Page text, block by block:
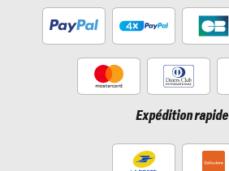
Expédition rapide